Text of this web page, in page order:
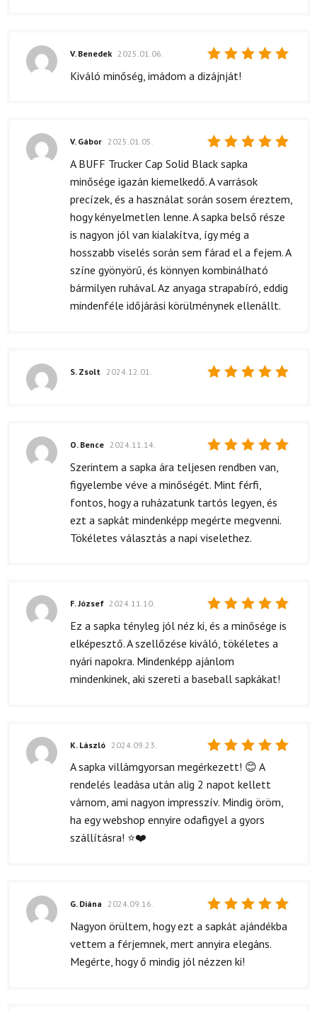
Értékelés:
5/ 5
V. Benedek 2025.01.06.
Kiváló minőség, imádom a dizájnját!
Értékelés:
/ 5
V. Gábor 2025.01.05.
A BUFF Trucker Cap Solid Black sapka
minősége igazán kiemelkedő. A varrások
precízek, és a használat során sosem éreztem,
hogy kényelmetlen lenne. A sapka belső része
is nagyon jól van kialakítva, így még a
hosszabb viselés során sem fárad el a fejem. A
színe gyönyörű, és könnyen kombinálható
bármilyen ruhával. Az anyaga strapabíró, eddig
mindenféle időjárási körülménynek ellenállt.
S. Zsolt 2024.12.01.
Értékelés:
O. Bence 2024.11.14.
Szerintem a sapka ára teljesen rendben van,
figyelembe véve a minőségét. Mint férfi,
fontos, hogy a ruházatunk tartós legyen, és
ezt a sapkát mindenképp megérte megvenni.
Tökéletes választás a napi viselethez.
Értékelés:
F. József 2024.11.10.
Ez a sapka tényleg jól néz ki, és a minősége is
elképesztő. A szellőzése kiváló, tökéletes a
nyári napokra. Mindenképp ajánlom
mindenkinek, aki szereti a baseball sapkákat!
Értékelés:
K. László 2024.09.23.
A sapka villámgyorsan megérkezett! 😊 A
rendelés leadása után alig 2 napot kellett
várnom, ami nagyon impresszív. Mindig öröm,
ha egy webshop ennyire odafigyel a gyors
szállításra! ⭐❤️
Értékelés:
5 / 5
G. Diána 2024.09.16.
Nagyon örültem, hogy ezt a sapkát ajándékba
vettem a férjemnek, mert annyira elegáns.
Megérte, hogy ő mindig jól nézzen ki!